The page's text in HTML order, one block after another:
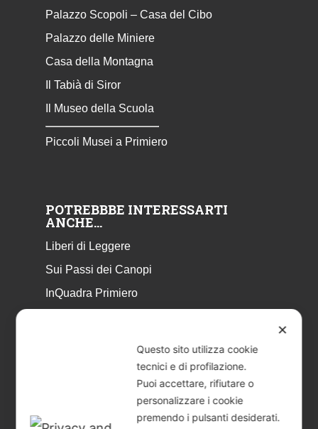
Palazzo Scopoli – Casa del Cibo
Palazzo delle Miniere
Casa della Montagna
Il Tabià di Siror
Il Museo della Scuola
Piccoli Musei a Primiero
POTREBBBE INTERESSARTI
ANCHE…
Liberi di Leggere
Sui Passi dei Canopi
InQuadra Primiero
Libretto Eventi – estate 2026
✕
Questo sito utilizza cookie
tecnici e di profilazione.
Puoi accettare, rifiutare o
personalizzare i cookie
premendo i pulsanti desiderati.